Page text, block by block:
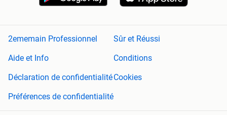
2ememain Professionnel
Sûr et Réussi
Aide et Info
Conditions
Déclaration de confidentialitéCookies
Préférences de confidentialité